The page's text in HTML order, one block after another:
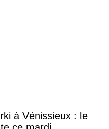
à Vénissieux : le